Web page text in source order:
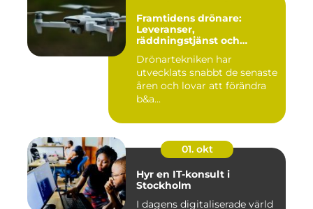
Framtidens drönare:
Leveranser,
räddningstjänst och
övervakningssystem
Drönartekniken har
utvecklats snabbt de senaste
åren och lovar att förändra
b&a...
01. okt
Hyr en IT-konsult i
Stockholm
I dagens digitaliserade värld